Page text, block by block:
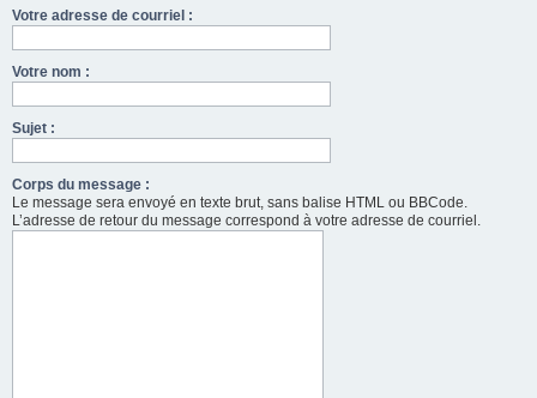
Votre adresse de courriel :
Votre nom :
Sujet :
Corps du message :
Le message sera envoyé en texte brut, sans balise HTML ou BBCode.
L’adresse de retour du message correspond à votre adresse de courriel.